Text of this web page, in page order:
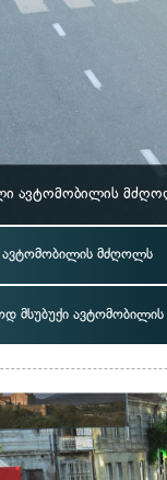
ავტომობილის
მძღოლს
მსუბუქი